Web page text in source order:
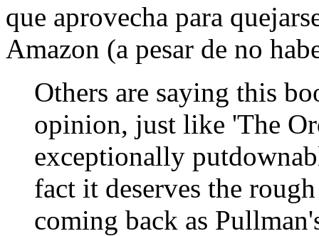
que aprovecha para
Amazon (a pesar de no
Others are saying this
opinion, just like 'The
exceptionally
fact it deserves the
coming back as